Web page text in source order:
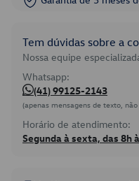
Tem dúvidas sobre a
Nossa equipe
Whatsapp:
(41) 99125-2143
(apenas mensagens de texto,
Horário de atendimento:
Segunda à sexta, das 8h